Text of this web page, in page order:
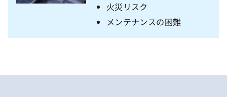
火災リスク
メンテナンスの困難